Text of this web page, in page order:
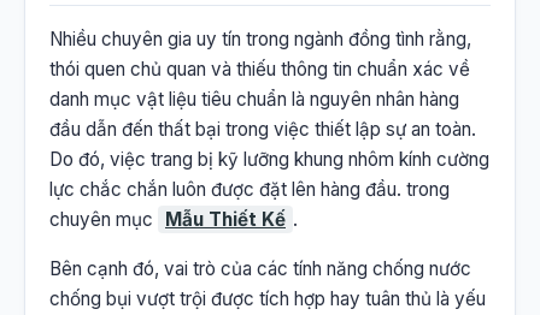
Nhiều chuyên gia uy tín trong ngành đồng tình rằng,
thói quen chủ quan và thiếu thông tin chuẩn xác về
danh mục vật liệu tiêu chuẩn là nguyên nhân hàng
đầu dẫn đến thất bại trong việc thiết lập sự an toàn.
Do đó, việc trang bị kỹ lưỡng khung nhôm kính cường
lực chắc chắn luôn được đặt lên hàng đầu. trong
chuyên mục
Mẫu Thiết Kế .
Bên cạnh đó, vai trò của các tính năng chống nước
chống bụi vượt trội được tích hợp hay tuân thủ là yếu